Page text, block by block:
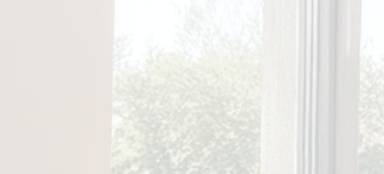
di essere contattato e hai:
sul climatizzatore.